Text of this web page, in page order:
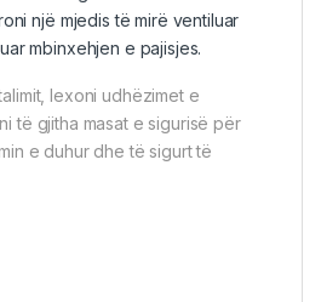
një mjedis të mirë ventiluar
mbinxehjen e pajisjes.
lexoni udhëzimet e
të gjitha masat e sigurisë për
e duhur dhe të sigurt të